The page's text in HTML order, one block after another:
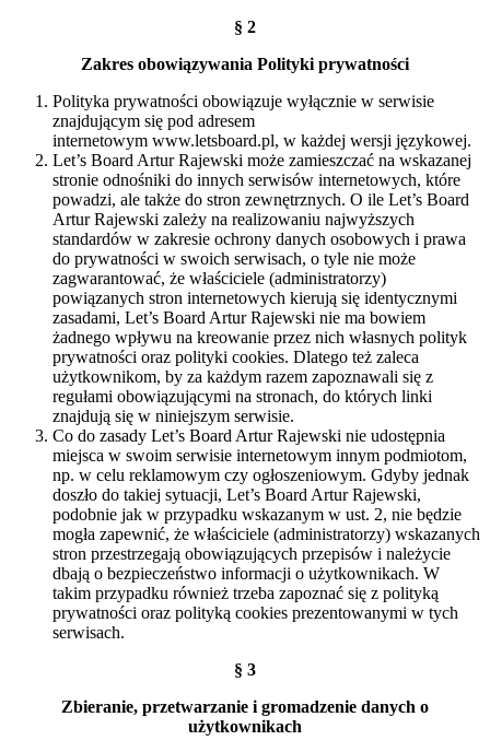
§ 2
Zakres obowiązywania Polityki prywatności
Polityka prywatności obowiązuje wyłącznie w serwisie
znajdującym się pod adresem
internetowym www.letsboard.pl, w każdej wersji językowej.
Let’s Board Artur Rajewski może zamieszczać na wskazanej
stronie odnośniki do innych serwisów internetowych, które
powadzi, ale także do stron zewnętrznych. O ile Let’s Board
Artur Rajewski zależy na realizowaniu najwyższych
standardów w zakresie ochrony danych osobowych i prawa
do prywatności w swoich serwisach, o tyle nie może
zagwarantować, że właściciele (administratorzy)
powiązanych stron internetowych kierują się identycznymi
zasadami, Let’s Board Artur Rajewski nie ma bowiem
żadnego wpływu na kreowanie przez nich własnych polityk
prywatności oraz polityki cookies. Dlatego też zaleca
użytkownikom, by za każdym razem zapoznawali się z
regułami obowiązującymi na stronach, do których linki
znajdują się w niniejszym serwisie.
Co do zasady Let’s Board Artur Rajewski nie udostępnia
miejsca w swoim serwisie internetowym innym podmiotom,
np. w celu reklamowym czy ogłoszeniowym. Gdyby jednak
doszło do takiej sytuacji, Let’s Board Artur Rajewski,
podobnie jak w przypadku wskazanym w ust. 2, nie będzie
mogła zapewnić, że właściciele (administratorzy) wskazanych
stron przestrzegają obowiązujących przepisów i należycie
dbają o bezpieczeństwo informacji o użytkownikach. W
takim przypadku również trzeba zapoznać się z polityką
prywatności oraz polityką cookies prezentowanymi w tych
serwisach.
§ 3
Zbieranie, przetwarzanie i gromadzenie danych o
użytkownikach